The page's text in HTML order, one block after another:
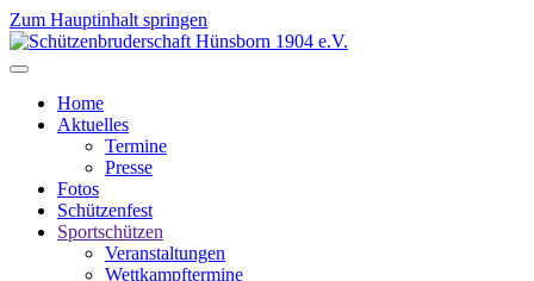
Zum Hauptinhalt springen
Home
Aktuelles
Termine
Presse
Fotos
Schützenfest
Sportschützen
Veranstaltungen
Wettkampftermine